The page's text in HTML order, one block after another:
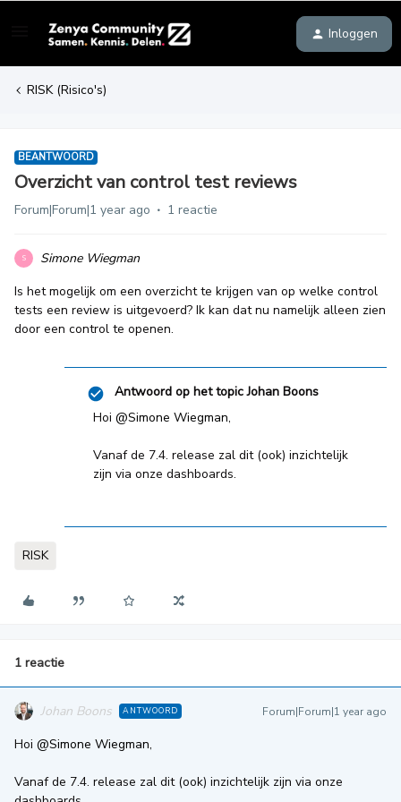
Inloggen
RISK (Risico's)
BEANTWOORD
Overzicht van control test reviews
Forum|Forum|1 year ago 1 reactie
S
Simone Wiegman
Is het mogelijk om een overzicht te krijgen van op welke control
tests een review is uitgevoerd? Ik kan dat nu namelijk alleen zien
door een control te openen.
Antwoord op het topicJohan Boons
Hoi @Simone Wiegman,
Vanaf de 7.4. release zal dit (ook) inzichtelijk
zijn via onze dashboards.
RISK
1 reactie
Johan Boons ANTWOORD Forum|Forum|1 year ago
Hoi @Simone Wiegman,
Vanaf de 7.4. release zal dit (ook) inzichtelijk zijn via onze